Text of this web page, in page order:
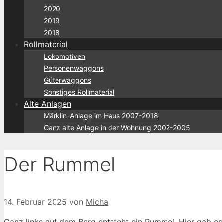
2020
2019
2018
Rollmaterial
Lokomotiven
Personenwaggons
Güterwaggons
Sonstiges Rollmaterial
Alte Anlagen
Märklin-Anlage im Haus 2007-2018
Ganz alte Anlage in der Wohnung 2002-2005
Der Rummel
14. Februar 2025 von Micha